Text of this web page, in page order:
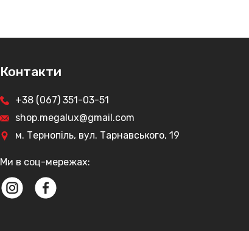
Контакти
+38 (067) 351-03-51
shop.megalux@gmail.com
м. Тернопіль, вул. Тарнавського, 19
Ми в соц-мережах: